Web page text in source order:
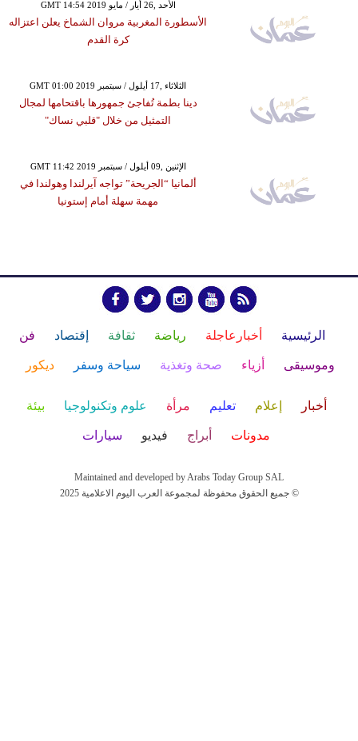
GMT 14:54 2019 الأحد ,26 أيار / مايو
الأسطورة المغربية مروان الشماخ يعلن اعتزاله
كرة القدم
GMT 01:00 2019 الثلاثاء ,17 أيلول / سبتمبر
دينا بطمة تُفاجئ جمهورها باقتحامها لمجال
التمثيل من خلال "قلبي نساك"
GMT 11:42 2019 الإثنين ,09 أيلول / سبتمبر
ألمانيا “الجريحة” تواجه آيرلندا وهولندا في
مهمة سهلة أمام إستونيا
الرئيسية أخبارعاجلة رياضة ثقافة إقتصاد فن
وموسيقى أزياء صحة وتغذية سياحة وسفر ديكور
أخبار إعلام تعليم مرأة علوم وتكنولوجيا بيئة
مدونات أبراج فيديو سيارات
Maintained and developed by Arabs Today Group SAL
جميع الحقوق محفوظة لمجموعة العرب اليوم الاعلامية 2025 ©